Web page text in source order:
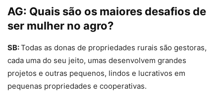
AG: Quais são os maiores desafios de
ser mulher no agro?
SB:Todas as donas de propriedades rurais são gestoras,
cada uma do seu jeito, umas desenvolvem grandes
projetos e outras pequenos, lindos e lucrativos em
pequenas propriedades e cooperativas.